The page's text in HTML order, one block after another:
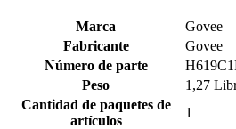
Marca
‎Govee
Fabricante
‎Govee
Número de parte
Peso
‎1,27
Cantidad de paquetes de
artículos
‎1